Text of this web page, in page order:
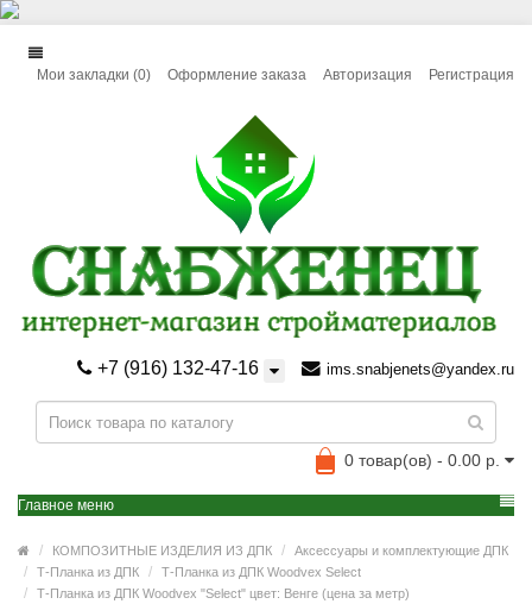
Авторизация Регистрация
Мои закладки (0) Оформление заказа
+7 (916) 132-47-16 ims.snabjenets@yandex.ru
0 товар(ов) - 0.00 р.
Главное меню
КОМПОЗИТНЫЕ ИЗДЕЛИЯ ИЗ ДПК
Аксессуары и комплектующие ДПК
Т-Планка из ДПК
Т-Планка из ДПК Woodvex Select
Т-Планка из ДПК Woodvex "Select" цвет: Венге (цена за метр)